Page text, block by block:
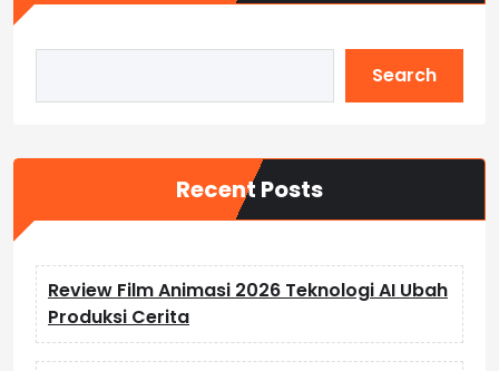
Search
Recent Posts
Review Film Animasi 2026 Teknologi AI Ubah
Produksi Cerita